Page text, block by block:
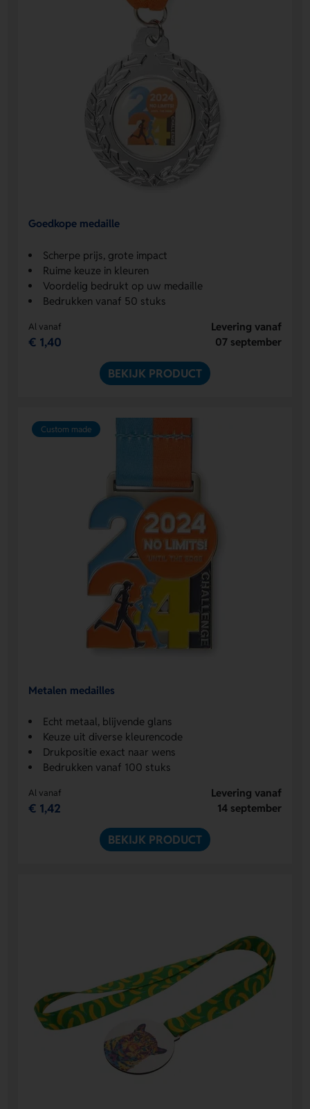
Goedkope medaille
Scherpe prijs, grote impact
Ruime keuze in kleuren
Voordelig bedrukt op uw medaille
Bedrukken vanaf 50 stuks
Al vanaf
€ 1,40
Levering vanaf
07 september
BEKIJK PRODUCT
Custom made
Metalen medailles
Echt metaal, blijvende glans
Keuze uit diverse kleurencode
Drukpositie exact naar wens
Bedrukken vanaf 100 stuks
Al vanaf
€ 1,42
Levering vanaf
14 september
BEKIJK PRODUCT